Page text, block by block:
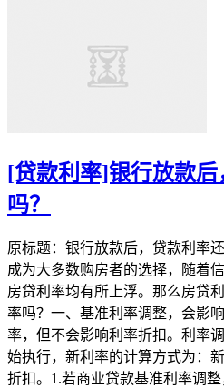
[贷款利率]银行放款
吗？
原标题：银行放款后，贷款利率
成为大多数购房者的选择，随着
房贷利率均有所上浮。那么房贷
率吗？一、基准利率调整，会影
率，但不会影响利率折扣。利率
始执行，新利率的计算方式为：
折扣。1.若商业贷款基准利率调